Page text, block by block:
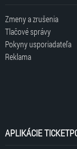
Zmeny a zrušenia
Tlačové správy
Pokyny usporiadateľa
Reklama
APLIKÁCIE